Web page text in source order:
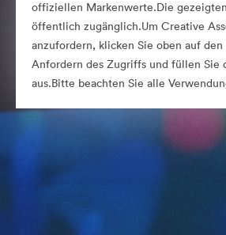
offiziellen Markenwerte.Die
öffentlich zugänglich.Um Creative
anzufordern, klicken Sie oben auf den
Anfordern des Zugriffs und füllen Sie
aus.Bitte beachten Sie alle